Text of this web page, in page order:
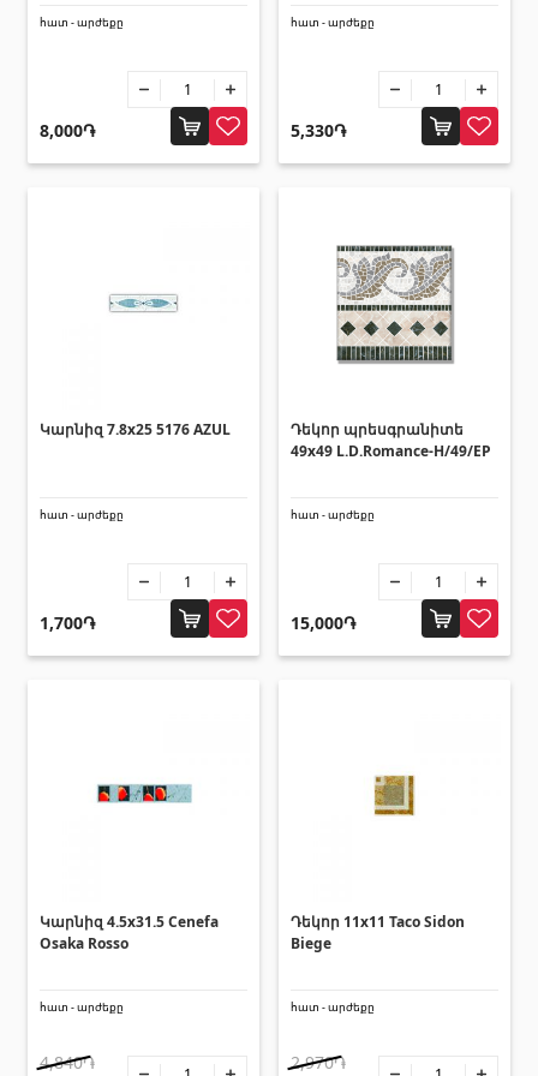
Լողավազանի աստիճաններ (2)
Լողավազանի ֆիլտրացիոն համակարգեր
(4)
Խողովակներ և թիթեղներ
Քառանկյուն մետաղական խողովակներ(17)
Կլոր մետաղական խողովակներ(9)
Ցինկապատ թիթեղներ
PVC խողովակներ և կցամասեր(46)
(27)
Արևապաշտպան ծածկեր
Միջսենյակային դռներ
(3)
հատ - արժեքը
8,000֏
հատ - արժեքը
5,330֏
Կարնիզ 7.8x25 5176 AZUL
հատ - արժեքը
1,700֏
Դեկոր պրեսգրանիտե
49x49 L.D.Romance-H/49/EP
հատ - արժեքը
15,000֏
Կարնիզ 4.5x31.5 Cenefa
Osaka Rosso
հատ - արժեքը
4,840֏
Դեկոր 11x11 Taco Sidon
Biege
հատ - արժեքը
2,970֏